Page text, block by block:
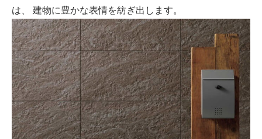
は、 建物に豊かな表情を紡ぎ出します。